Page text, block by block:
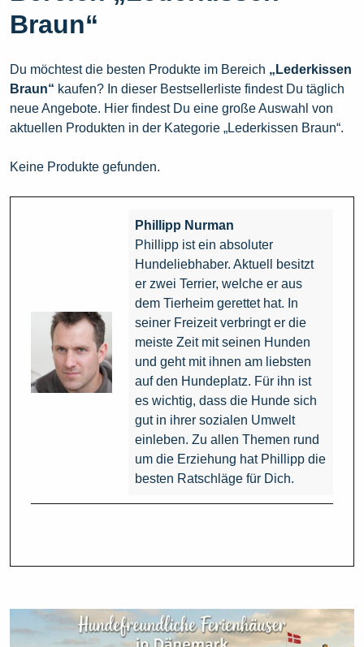
Braun“
Du möchtest die besten Produkte im Bereich „Lederkissen
Braun“ kaufen? In dieser Bestsellerliste findest Du täglich
neue Angebote. Hier findest Du eine große Auswahl von
aktuellen Produkten in der Kategorie „Lederkissen Braun“.
Keine Produkte gefunden.
Phillipp Nurman
Phillipp ist ein absoluter
Hundeliebhaber. Aktuell besitzt
er zwei Terrier, welche er aus
dem Tierheim gerettet hat. In
seiner Freizeit verbringt er die
meiste Zeit mit seinen Hunden
und geht mit ihnen am liebsten
auf den Hundeplatz. Für ihn ist
es wichtig, dass die Hunde sich
gut in ihrer sozialen Umwelt
einleben. Zu allen Themen rund
um die Erziehung hat Phillipp die
besten Ratschläge für Dich.